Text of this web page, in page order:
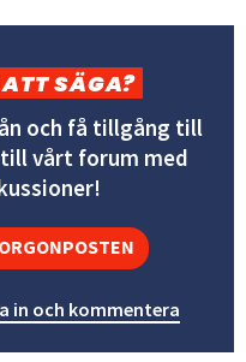
SÄGA?
och få tillgång till
vårt forum med
in och kommentera